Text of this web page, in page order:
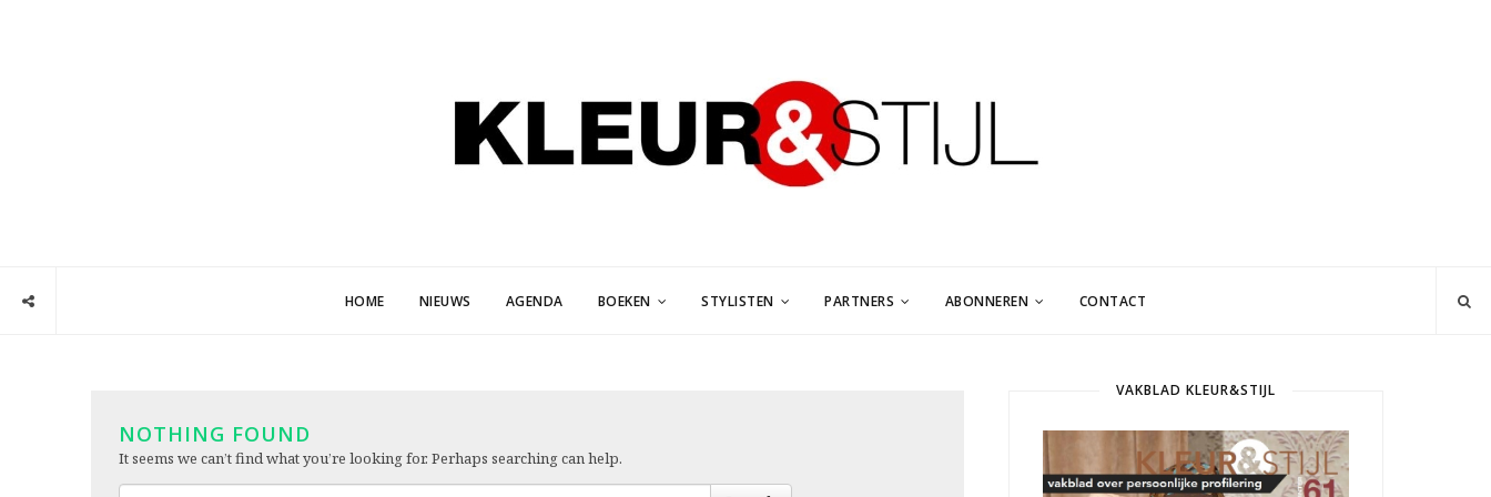
HOME NIEUWS AGENDA BOEKEN STYLISTEN PARTNERS ABONNEREN CONTACT
NOTHING FOUND
It seems we can’t find what you’re looking for. Perhaps searching can help.
VAKBLAD KLEUR&STIJL